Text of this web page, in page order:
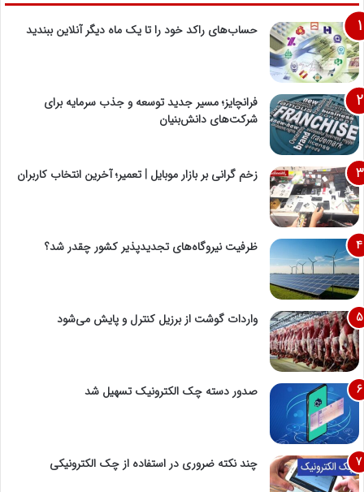
ا
حساب‌های راکد خود را تا یک ماه دیگر آنلاین ببندید
فرانچایز؛ مسیر جدید توسعه و جذب سرمایه برای
شرکت‌های دانش‌بنیان
زخم گرانی بر بازار موبایل | تعمیر؛ آخرین انتخاب کاربران
ظرفیت نیروگاه‌های تجدیدپذیر کشور چقدر شد؟
واردات گوشت از برزیل کنترل و پایش می‌شود
صدور دسته چک الکترونیک تسهیل شد
چند نکته ضروری در استفاده از چک الکترونیکی